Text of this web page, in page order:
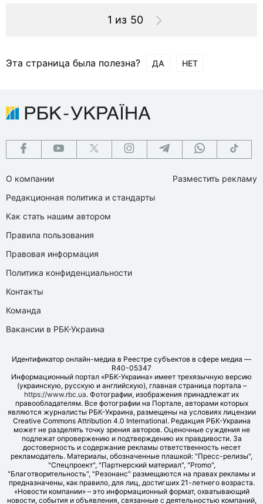
1 из 50
Эта страница была полезна? ДА НЕТ
О компании
Редакционная политика и стандарты
Как стать нашим автором
Правила пользования
Правовая информация
Политика конфиденциальности
Контакты
Команда
Вакансии в РБК-Украина
Разместить рекламу
Идентификатор онлайн-медиа в Реестре субъектов в сфере медиа —
R40-05347
Информационный портал «РБК-Украина» имеет трехязычную версию
(украинскую, русскую и английскую), главная страница портала –
https://www.rbc.ua. Фотографии, изображения принадлежат их
правообладателям. Все фотографии на Портале, авторами которых
являются журналисты РБК-Украина, размещены на условиях лицензии
Creative Commons Attribution 4.0 International. Редакция РБК-Украина
может не разделять точку зрения авторов. Оценочные суждения не
подлежат опровержению и подтверждению их правдивости. За
достоверность и содержание рекламы ответственность несет
рекламодатель. Материалы, обозначенные плашкой: "Пресс-релизы",
"Спецпроект", "Партнерский материал", "Promo",
"Благотворительность", "Резонанс" размещаются на правах рекламы и
предназначены, как правило, для лиц, достигших 21-летнего возраста.
«Новости компании» – это информационный формат, охватывающий
новости, события и объявления, связанные с деятельностью компаний,